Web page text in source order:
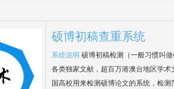
硕博初稿查重系统
系统说明 硕博初稿检测（一般习惯叫
各类独家文献，超百万港澳台地区学
国高校用来检测硕博论文的系统，检